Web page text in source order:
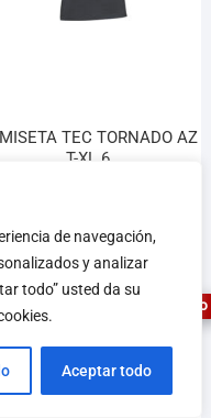
de navegación,
y analizar
todo” usted da su
Aceptar todo
TEC TORNADO AZ
T-XL 6
Añadir al carrito
ASESOR FERRETERO